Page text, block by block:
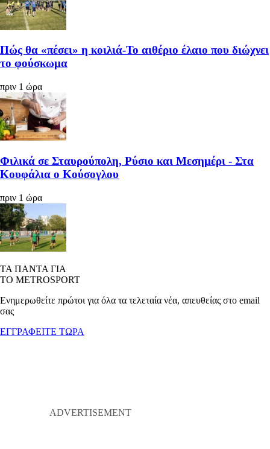
Πώς θα «πέσει» η κοιλιά-Το αιθέριο έλαιο που διώχνει
το φούσκωμα
πριν 1 ώρα
Φιλικά σε Σταυρούπολη, Ρύσιο και Μεσημέρι - Στα
Κουφάλια ο Κούσογλου
πριν 1 ώρα
ΤΑ ΠΑΝΤΑ ΓΙΑ
ΤΟ METROSPORT
Ενημερωθείτε πρώτοι για όλα τα τελεταία νέα, απευθείας στο email
σας
ΕΓΓΡΑΦΕΙΤΕ ΤΩΡΑ